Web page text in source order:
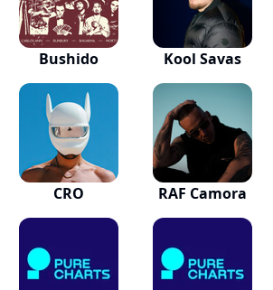
Bushido Kool Savas
CRO RAF Camora